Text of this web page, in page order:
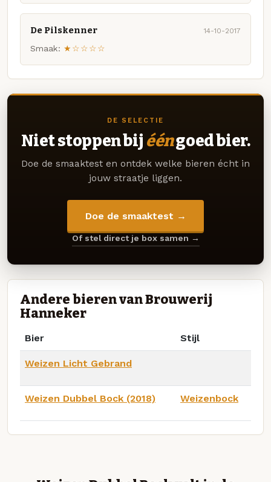
De Pilskenner 14-10-2017
Smaak: ★☆☆☆☆
DE SELECTIE
Niet stoppen bij ééngoed bier.
Doe de smaaktest en ontdek welke bieren écht in
jouw straatje liggen.
Doe de smaaktest →
Of stel direct je box samen →
Andere bieren van Brouwerij
Hanneker
Bier Stijl
Weizen Licht Gebrand
Weizen Dubbel Bock (2018) Weizenbock